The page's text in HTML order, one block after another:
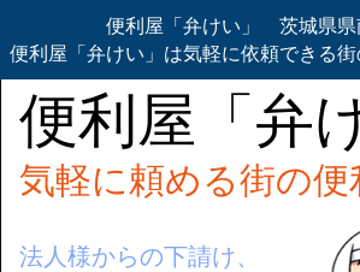
便利屋「弁けい」 茨城県
便利屋「弁けい」は気軽に依頼できる街
便利屋「弁
気軽に頼める街の便
法人様からの下請け、